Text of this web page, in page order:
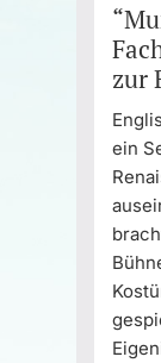
zur
ein